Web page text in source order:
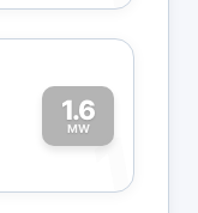
1.6
MW1